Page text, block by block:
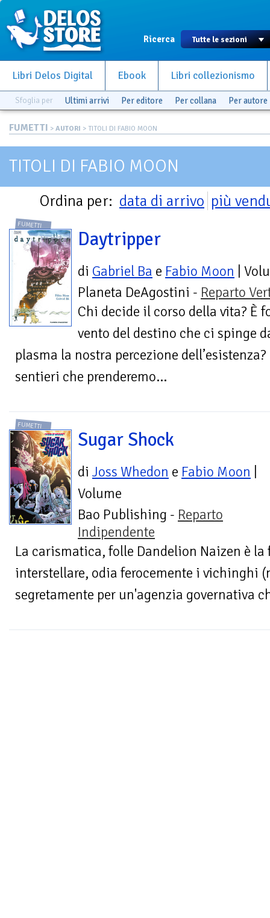
Ricerca
Libri Delos Digital Ebook Libri collezionismo
Sfoglia per Ultimi arrivi Per editore Per collana Per autore
FUMETTI > AUTORI > TITOLI DI FABIO MOON
TITOLI DI FABIO MOON
Ordina per: data di arrivo più
FUMETTI
Daytripper
di Gabriel Ba e Fabio Moon |
Planeta DeAgostini - Reparto
Chi decide il corso della vita? È
vento del destino che ci spinge
plasma la nostra percezione
sentieri che prenderemo...
FUMETTI
Sugar Shock
di Joss Whedon e Fabio Moon
Volume
Bao Publishing - Reparto
Indipendente
La carismatica, folle Dandelion Naizen è
interstellare, odia ferocemente i vichinghi
segretamente per un'agenzia governativa